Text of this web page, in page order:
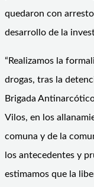
quedaron con
desarrollo de la
“Realizamos la
drogas, tras la
Brigada
Vilos, en los
comuna y de la
los antecedentes y
estimamos que la